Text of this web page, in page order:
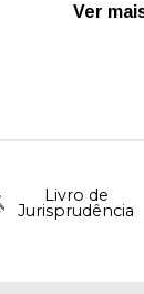
Ver
Livro de
Jurisprudência